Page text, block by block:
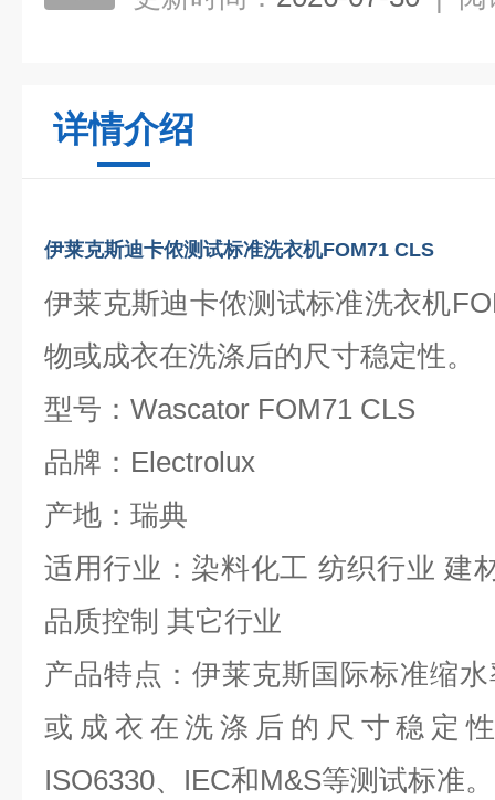
详情介绍
伊莱克斯迪卡侬测试标准洗衣机FOM71 CLS
伊莱克斯迪卡侬测试标准洗衣机
物或成衣在洗涤后的尺寸稳定性。
型号：Wascator FOM71 CLS
品牌：Electrolux
产地：瑞典
适用行业：染料化工 纺织行业 建
品质控制 其它行业
产品特点：伊莱克斯国际标准缩
或成衣在洗涤后的尺寸稳定
ISO6330、IEC和M&S等测试标准。